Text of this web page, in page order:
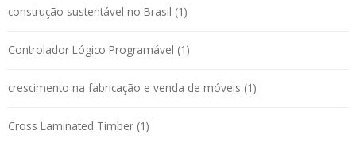
construção sustentável no Brasil (1)
Controlador Lógico Programável (1)
crescimento na fabricação e venda de móveis (1)
Cross Laminated Timber (1)